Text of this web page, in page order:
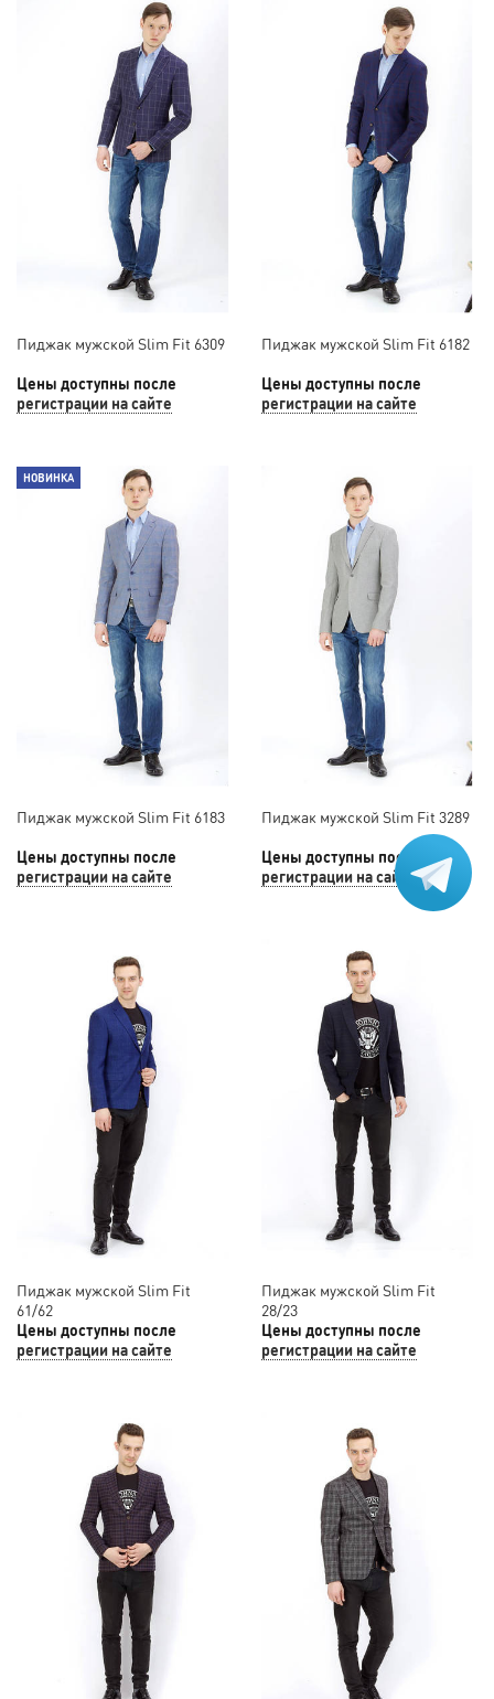
Пиджак мужской Slim Fit 6309
Цены доступны после
регистрации на сайте
Пиджак мужской Slim Fit 6182
Цены доступны после
регистрации на сайте
НОВИНКА
Пиджак мужской Slim Fit 6183
Цены доступны после
регистрации на сайте
Пиджак мужской Slim Fit 3289
Цены доступны после
регистрации на сайте
Пиджак мужской Slim Fit
61/62
Цены доступны после
регистрации на сайте
Пиджак мужской Slim Fit
28/23
Цены доступны после
регистрации на сайте